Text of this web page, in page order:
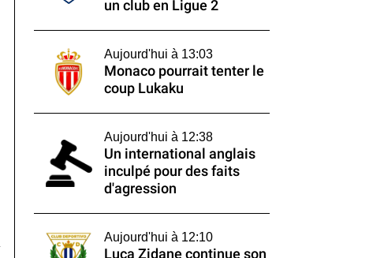
un club en Ligue 2
Aujourd'hui à 13:03
Monaco pourrait tenter le
coup Lukaku
Aujourd'hui à 12:38
Un international anglais
inculpé pour des faits
d'agression
Aujourd'hui à 12:10
Luca Zidane continue son